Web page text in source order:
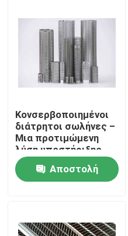
Σπίτι
Σχετικά με εμάς
Κονσερβοποιημένοι
διάτρητοι σωλήνες –
Μια προτιμώμενη
λύση υποστήριξης
φιλτραρίσματος σε
όλες τις βιομηχανίες
Αποστολή